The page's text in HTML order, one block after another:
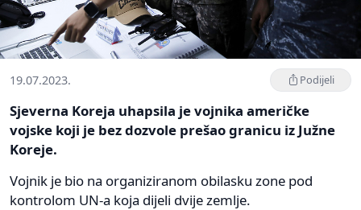
19.07.2023. Podijeli
Sjeverna Koreja uhapsila je vojnika američke
vojske koji je bez dozvole prešao granicu iz Južne
Koreje.
Vojnik je bio na organiziranom obilasku zone pod
kontrolom UN-a koja dijeli dvije zemlje.